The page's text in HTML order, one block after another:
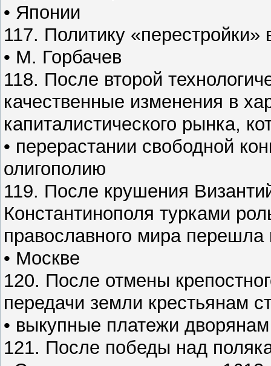
• Японии
117. Политику
• М. Горбачев
118. После второй
качественные изменения в
капиталистического рынка,
• перерастании свободной
олигополию
119. После крушения
Константинополя турками
православного мира перешла
• Москве
120. После отмены
передачи земли крестьянам
• выкупные платежи дворянам
121. После победы над